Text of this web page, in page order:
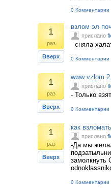
0 Комментарии
1
раз
Вверх
взлом эл
прислано
сняла
0 Комментарии
1
раз
Вверх
www vzlom
прислано
- Только
0 Комментарии
1
раз
Вверх
как
прислано
-Да мы
замолкнуть
0 Комментарии